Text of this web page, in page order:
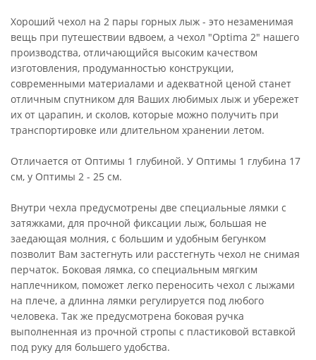
Хороший чехол на 2 пары горных лыж - это незаменимая
вещь при путешествии вдвоем, а чехол "Optima 2" нашего
производства, отличающийся высоким качеством
изготовления, продуманностью конструкции,
современными материалами и адекватной ценой станет
отличным спутником для Ваших любимых лыж и убережет
их от царапин, и сколов, которые можно получить при
транспортировке или длительном хранении летом.
Отличается от Оптимы 1 глубиной. У Оптимы 1 глубина 17
см, у Оптимы 2 - 25 см.
Внутри чехла предусмотрены две специальные лямки с
затяжками, для прочной фиксации лыж, большая не
заедающая молния, с большим и удобным бегунком
позволит Вам застегнуть или расстегнуть чехол не снимая
перчаток. Боковая лямка, со специальным мягким
наплечником, поможет легко переносить чехол с лыжами
на плече, а длинна лямки регулируется под любого
человека. Так же предусмотрена боковая ручка
выполненная из прочной стропы с пластиковой вставкой
под руку для большего удобства.